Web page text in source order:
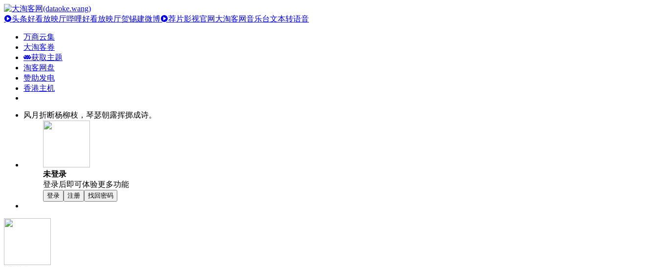
头条好看放映厅哔哩好看放映厅贺锡建微博 荐片影视官网 大淘客网音乐台文本转语音
万商云集
大淘客券
获取主题
淘客网盘
赞助发电
香港主机
风月折断杨柳枝，琴瑟朝露挥掷成诗。
未登录
登录后即可体验更多功能
登录 注册 找回密码